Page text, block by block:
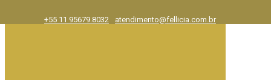
+55 11 95679.8032 atendimento@fellicia.com.br